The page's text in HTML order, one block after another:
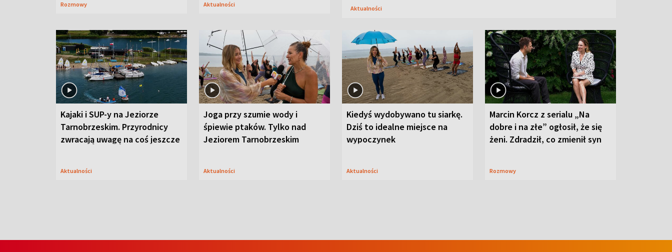
Rozmowy Aktualności
Aktualności
Kajaki i SUP-y na Jeziorze
Tarnobrzeskim. Przyrodnicy
zwracają uwagę na coś jeszcze
Aktualności
Joga przy szumie wody i
śpiewie ptaków. Tylko nad
Jeziorem Tarnobrzeskim
Aktualności
Kiedyś wydobywano tu siarkę.
Dziś to idealne miejsce na
wypoczynek
Aktualności
Marcin Korcz z serialu „Na
dobre i na złe” ogłosił, że się
żeni. Zdradził, co zmienił syn
Rozmowy